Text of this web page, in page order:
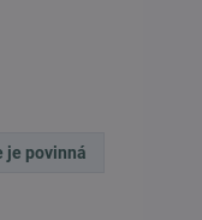
je povinná